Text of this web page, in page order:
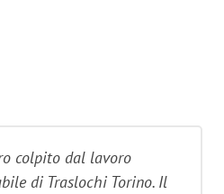
colpito dal lavoro
di Traslochi Torino. Il